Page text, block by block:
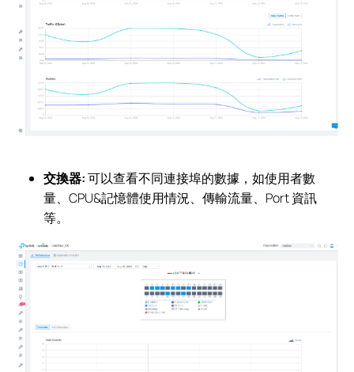
交換器:可以查看不同連接埠的數據，如使用者數
量、CPU&記憶體使用情況、傳輸流量、Port 資訊
等。